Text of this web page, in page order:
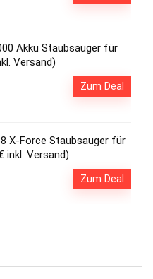
Akku Staubsauger für
Versand)
Zum Deal
X-Force Staubsauger für
inkl. Versand)
Zum Deal